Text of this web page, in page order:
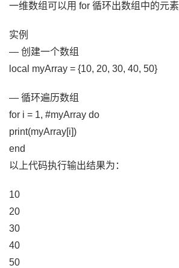
一维数组可以用 for 循环出数组中的元素
实例
— 创建一个数组
local myArray = {10, 20, 30, 40, 50}
— 循环遍历数组
for i = 1, #myArray do
print(myArray[i])
end
以上代码执行输出结果为：
10
20
30
40
50